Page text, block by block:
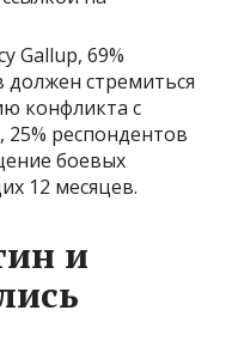
Gallup, 69%
должен стремиться
конфликта с
респондентов
боевых
12 месяцев.
и